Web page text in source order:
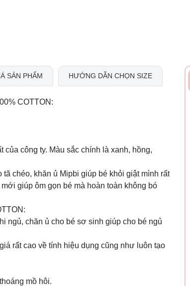
SẢN PHẨM HƯỚNG DẪN CHỌN SIZE
COTTON:
công ty. Màu sắc chính là xanh, hồng,
chéo, khăn ủ Mipbi giúp bé khỏi giật mình rất
giúp ôm gọn bé mà hoàn toàn không bó
ngủ, chăn ủ cho bé sơ sinh giúp cho bé ngủ
rất cao về tính hiệu dụng cũng như luôn tạo
mồ hôi.